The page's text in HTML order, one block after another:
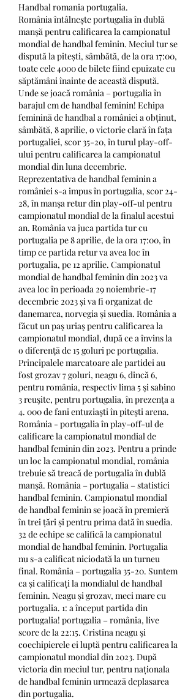
Handbal romania portugalia.
România întâlnește portugalia în dublă
manșă pentru calificarea la campionatul
mondial de handbal feminin. Meciul tur se
dispută la pitești, sâmbătă, de la ora 17:00,
toate cele 4000 de bilete fiind epuizate cu
săptămâni înainte de această dispută.
Unde se joacă românia – portugalia în
barajul cm de handbal feminin! Echipa
feminină de handbal a româniei a obținut,
sâmbătă, 8 aprilie, o victorie clară în fața
portugaliei, scor 35-20, în turul play-off-
ului pentru calificarea la campionatul
mondial din luna decembrie.
Reprezentativa de handbal feminin a
româniei s-a impus în portugalia, scor 24-
28, în manșa retur din play-off-ul pentru
campionatul mondial de la finalul acestui
an. România va juca partida tur cu
portugalia pe 8 aprilie, de la ora 17:00, în
timp ce partida retur va avea loc în
portugalia, pe 12 aprilie. Campionatul
mondial de handbal feminin din 2023 va
avea loc în perioada 29 noiembrie-17
decembrie 2023 și va fi organizat de
danemarca, norvegia și suedia. România a
făcut un paş uriaş pentru calificarea la
campionatul mondial, după ce a învins la
o diferenţă de 15 goluri pe portugalia.
Principalele marcatoare ale partidei au
fost grozav 7 goluri, neagu 6, dincă 6,
pentru românia, respectiv lima 5 şi sabino
3 reuşite, pentru portugalia, în prezenţa a
4. 000 de fani entuziaşti în piteşti arena.
România - portugalia în play-off-ul de
calificare la campionatul mondial de
handbal feminin din 2023. Pentru a prinde
un loc la campionatul mondial, românia
trebuie să treacă de portugalia în dublă
manșă. România – portugalia – statistici
handbal feminin. Campionatul mondial
de handbal feminin se joacă în premieră
în trei țări și pentru prima dată în suedia.
32 de echipe se califică la campionatul
mondial de handbal feminin. Portugalia
nu s-a calificat niciodată la un turneu
final. România – portugalia 35-20. Suntem
ca și calificați la mondialul de handbal
feminin. Neagu și grozav, meci mare cu
portugalia. 1: a început partida din
portugalia! portugalia – românia, live
score de la 22:15. Cristina neagu şi
coechipierele ei luptă pentru calificarea la
campionatul mondial din 2023. După
victoria din meciul tur, pentru naționala
de handbal feminin urmează deplasarea
din portugalia.